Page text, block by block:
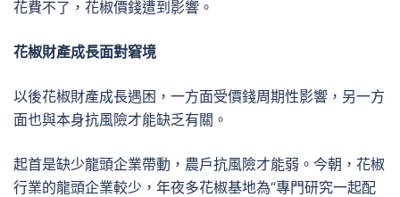
花費不了，花椒價錢遭到影響。
花椒財產成長面對窘境
以後花椒財產成長遇困，一方面受價錢周期性影響，另一方
面也與本身抗風險才能缺乏有關。
起首是缺少龍頭企業帶動，農戶抗風險才能弱。今朝，花椒
行業的龍頭企業較少，年夜多花椒基地為“專門研究一起配